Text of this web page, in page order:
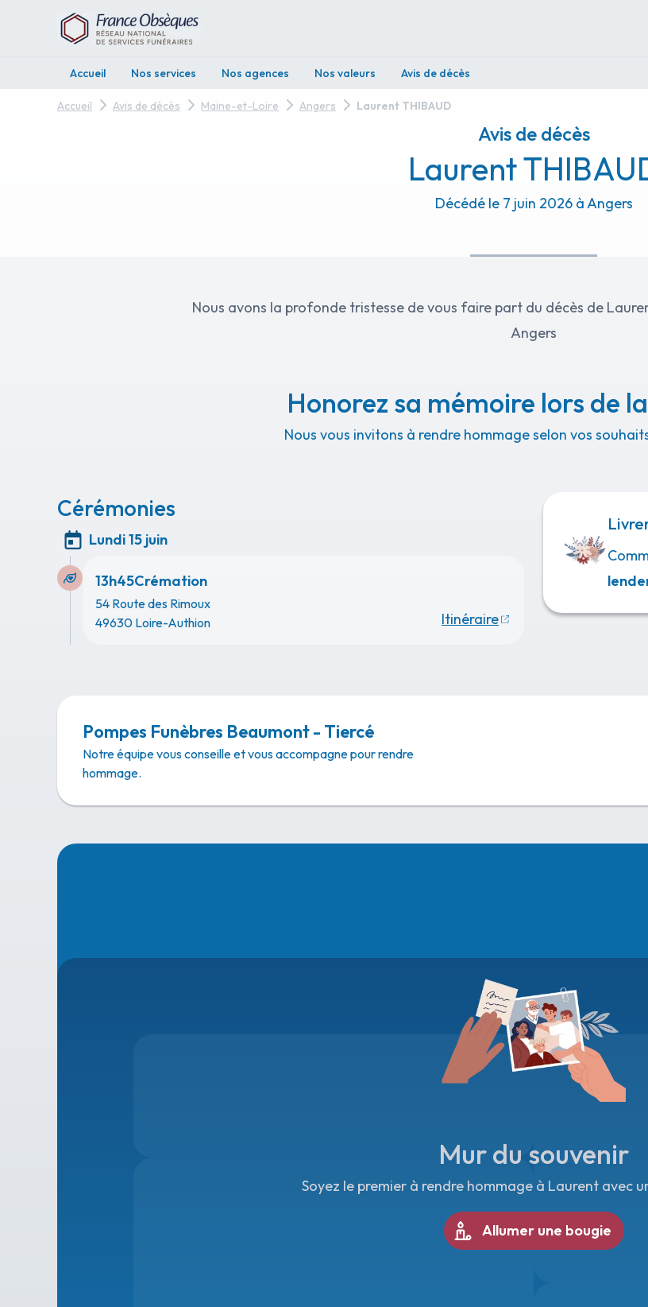
Accueil Nos services Nos agences Nos valeurs Avis de décès
Accueil Avis de décès Maine-et-Loire Angers Laurent THIBAUD
Avis de décès
Laurent
Décédé le 7 juin 2026 à Angers
Nous avons la profonde tristesse de vous faire part du décès de Laurent THIBAUD survenu
Angers
Honorez sa mémoire lors de
Nous vous invitons à rendre hommage selon vos
Cérémonies
Lundi 15 juin
13h45Crémation
54 Route des Rimoux
49630 Loire-Authion
Itinéraire
Pompes Funèbres Beaumont - Tiercé
Notre équipe vous conseille et vous accompagne pour rendre
hommage.
Mur du souvenir
Soyez le premier à rendre hommage à Laurent avec
Allumer une bougie